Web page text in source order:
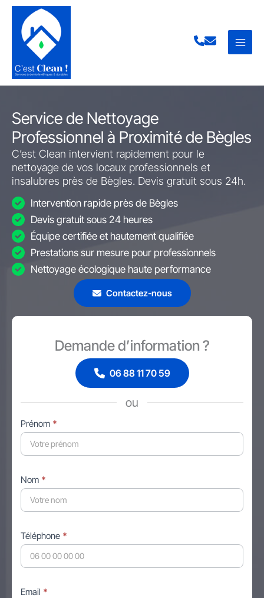
Aller
contenu
Service de Nettoyage
Professionnel à Proximité de Bègles
C’est Clean intervient rapidement pour le
nettoyage de vos locaux professionnels et
insalubres près de Bègles. Devis gratuit sous 24h.
Intervention rapide près de Bègles
Devis gratuit sous 24 heures
Équipe certifiée et hautement qualifiée
Prestations sur mesure pour professionnels
Nettoyage écologique haute performance
Contactez-nous
Demande d’information ?
06 88 11 70 59
ou
Formulaire
simple
avec
Prénom *
Nom *
Téléphone *
Email *